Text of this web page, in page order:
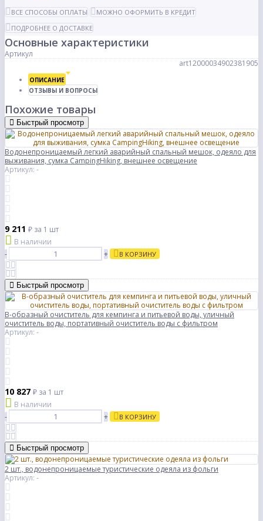
ВСЕ СПОСОБЫ ОПЛАТЫ
МОЖНО ОФОРМИТЬ В КРЕДИТ
ПОДРОБНЕЕ О ДОСТАВКЕ
Основные характеристики
Артикул
art12000034902381905
ОПИСАНИЕ
ОТЗЫВЫ И ВОПРОСЫ
Похожие товары
Быстрый просмотр
Водонепроницаемый легкий аварийный спальный мешок, одеяло для
выживания, сумка CampingHiking, внешнее освещение
Артикул: -
9 211 ₽ за 1 шт
В наличии
-
+ В КОРЗИНУ
Быстрый просмотр
B-образный очиститель для кемпинга и питьевой воды, уличный
очиститель воды, портативный очиститель воды с фильтром
Артикул: -
10 827 ₽ за 1 шт
В наличии
-
+ В КОРЗИНУ
Быстрый просмотр
2 шт., водонепроницаемые туристические одеяла из фольги
Артикул: -